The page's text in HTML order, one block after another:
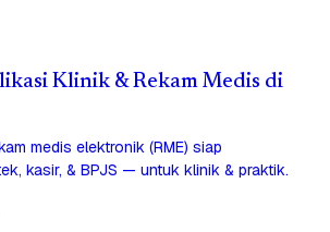
Klinik & Rekam Medis di
medis elektronik (RME) siap
kasir, & BPJS — untuk klinik & praktik.